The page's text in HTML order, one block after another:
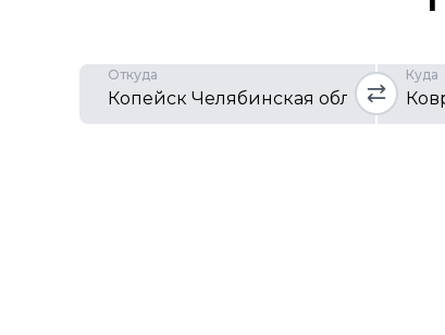
Откуда Куда